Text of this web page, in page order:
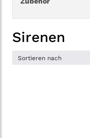
Sirenen
Sortieren nach